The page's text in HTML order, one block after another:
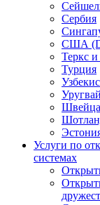
Сербия
США
Теркс
Турция
Уругвай
Услуги по
системах